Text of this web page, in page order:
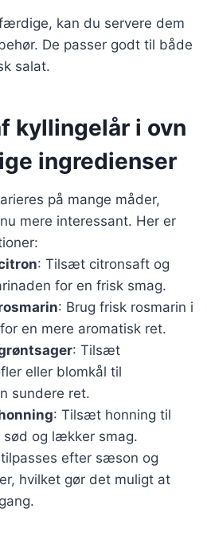
kan du servere dem
De passer godt til både
salat.
kyllingelår i ovn
ingredienser
på mange måder,
mere interessant. Her er
: Tilsæt citronsaft og
for en frisk smag.
: Brug frisk rosmarin i
en mere aromatisk ret.
: Tilsæt
eller blomkål til
sundere ret.
: Tilsæt honning til
sød og lækker smag.
efter sæson og
hvilket gør det muligt at